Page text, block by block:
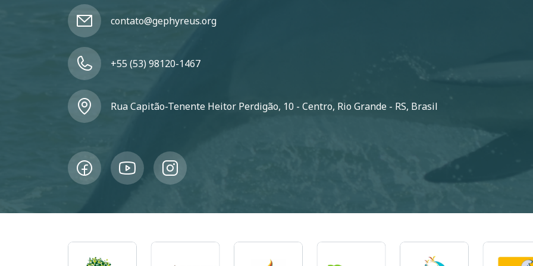
contato@gephyreus.org
+55 (53) 98120-1467
Rua Capitão-Tenente Heitor Perdigão, 10 - Centro, Rio Grande - RS, Brasil
Imagem Imagem Imagem Imagem Imagem